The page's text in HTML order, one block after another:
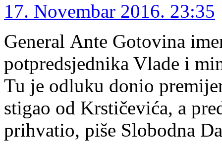
17. Novembar 2016. 23:35
General Ante Gotovina
potpredsjednika Vlade i
Tu je odluku donio
stigao od Krstičevića, a
prihvatio, piše Slobodna